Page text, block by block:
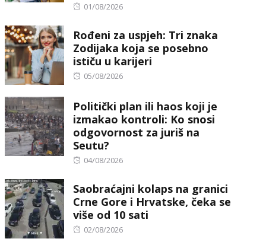
Posted
01/08/2026
Rođeni za uspjeh: Tri znaka
Zodijaka koja se posebno
ističu u karijeri
Posted
05/08/2026
Politički plan ili haos koji je
izmakao kontroli: Ko snosi
odgovornost za juriš na
Seutu?
Posted
04/08/2026
Saobraćajni kolaps na granici
Crne Gore i Hrvatske, čeka se
više od 10 sati
Posted
02/08/2026